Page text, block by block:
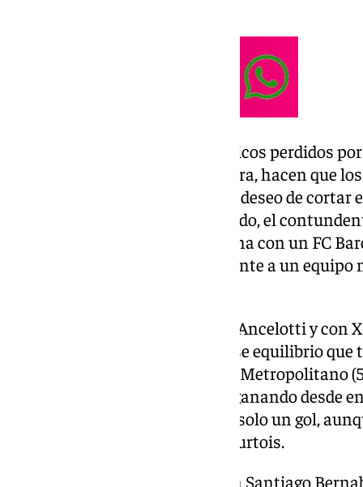
Precisamente, esos cuatro Clásicos perdidos
marcador global de 16-7 en contra, hacen que
con ánimo de revancha y con el deseo de
temporada pasada. En el recuerdo, el
año en el feudo de Concha Espina con un FC
todas las piezas engrasadas, frente a un
Ahora, tras despedirse de Carlo Ancelotti y con
encontrado en cierta manera ese equilibrio
desde el varapalo del derbi en el Metropolitano
mucho más sólido en defensa, ganando desde
las competiciones y encajando solo un gol,
dar protagonismo a Thibaut Courtois.
Además, estará arropado por un Santiago